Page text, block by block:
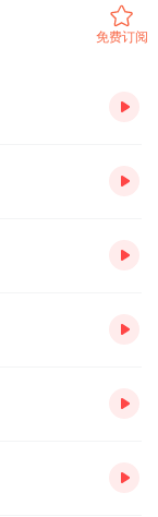
免费订阅